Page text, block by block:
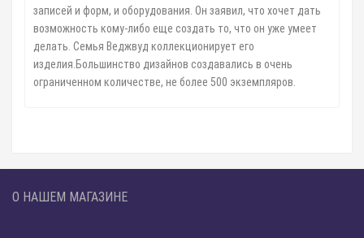
записей и форм, и оборудования. Он заявил, что хочет дать
возможность кому-либо еще создать то, что он уже умеет
делать. Семья Веджвуд коллекционирует его
изделия.Большинство дизайнов создавались в очень
ограниченном количестве, не более 500 экземпляров.
О НАШЕМ МАГАЗИНЕ